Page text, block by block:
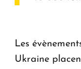
Les
Ukraine